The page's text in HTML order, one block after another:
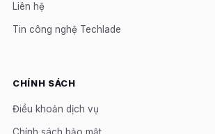
Liên hệ
Tin công nghệ Techlade
CHÍNH SÁCH
Điều khoản dịch vụ